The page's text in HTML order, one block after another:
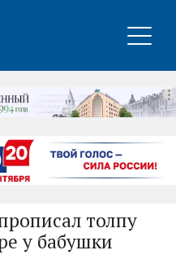
толпу
у бабушки